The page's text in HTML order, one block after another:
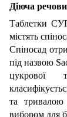
Діюча
Таблетки
містять
Спіносад
під назвою
цукрової
та
вибором для